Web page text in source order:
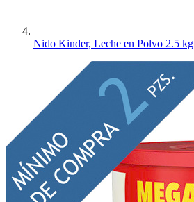
Nido Kinder, Leche en Polvo 2.5 kg